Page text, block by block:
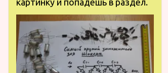
картинку и попадёшь в раздел.